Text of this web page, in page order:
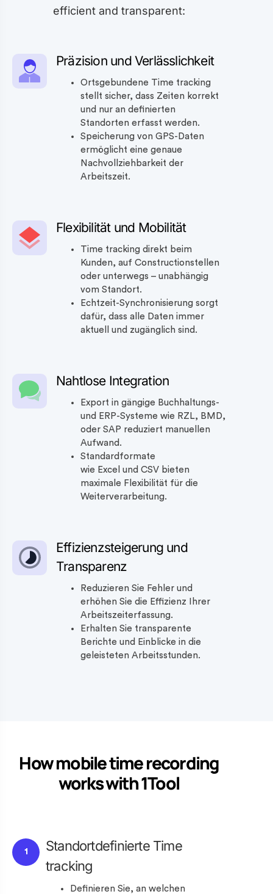
efficient and transparent:
Präzision und Verlässlichkeit
Ortsgebundene Time tracking
stellt sicher, dass Zeiten korrekt
und nur an definierten
Standorten erfasst werden.
Speicherung von GPS-Daten
ermöglicht eine genaue
Nachvollziehbarkeit der
Arbeitszeit.
Flexibilität und Mobilität
Time tracking direkt beim
Kunden, auf Constructionstellen
oder unterwegs – unabhängig
vom Standort.
Echtzeit-Synchronisierung sorgt
dafür, dass alle Daten immer
aktuell und zugänglich sind.
Nahtlose Integration
Export in gängige Buchhaltungs-
und ERP-Systeme wie RZL, BMD,
oder SAP reduziert manuellen
Aufwand.
Standardformate
wie Excel und CSV bieten
maximale Flexibilität für die
Weiterverarbeitung.
Effizienzsteigerung und
Transparenz
Reduzieren Sie Fehler und
erhöhen Sie die Effizienz Ihrer
Arbeitszeiterfassung.
Erhalten Sie transparente
Berichte und Einblicke in die
geleisteten Arbeitsstunden.
How mobile time recording
works with 1Tool
1
Standortdefinierte Time
tracking
Definieren Sie, an welchen